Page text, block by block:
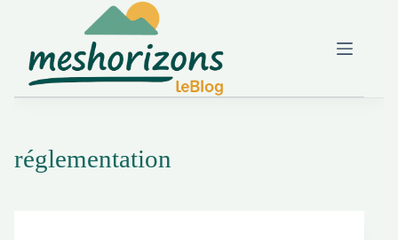
contenu
réglementation